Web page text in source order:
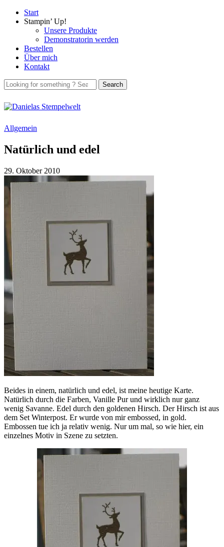
Start
Stampin’ Up!
Unsere Produkte
Demonstratorin werden
Bestellen
Über mich
Kontakt
Allgemein
Natürlich und edel
29. Oktober 2010
Beides in einem, natürlich und edel, ist meine heutige Karte.
Natürlich durch die Farben, Vanille Pur und wirklich nur ganz
wenig Savanne. Edel durch den goldenen Hirsch. Der Hirsch ist aus
dem Set Winterpost. Er wurde von mir embossed, in gold.
Embossen tue ich ja relativ wenig. Nur um mal, so wie hier, ein
einzelnes Motiv in Szene zu setzten.